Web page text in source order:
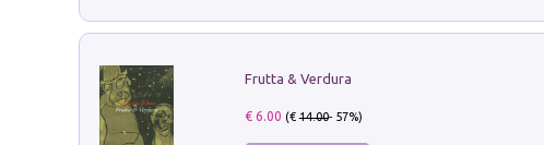
Frutta & Verdura
€ 6.00 (€14.00- 57%)